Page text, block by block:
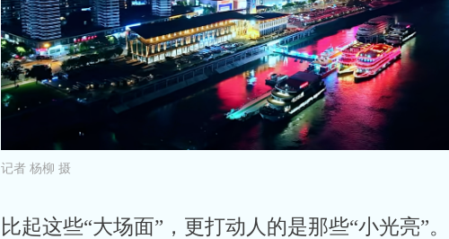
记者 杨柳 摄
比起这些“大场面”，更打动人的是那些“小光亮”。